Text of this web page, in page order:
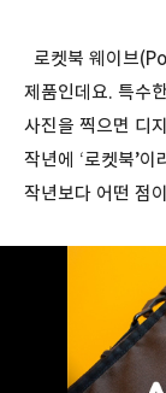
로켓북 웨이브
제품인데요. 특수
사진을 찍으면 디
작년에 ‘로켓북’
작년보다 어떤 점